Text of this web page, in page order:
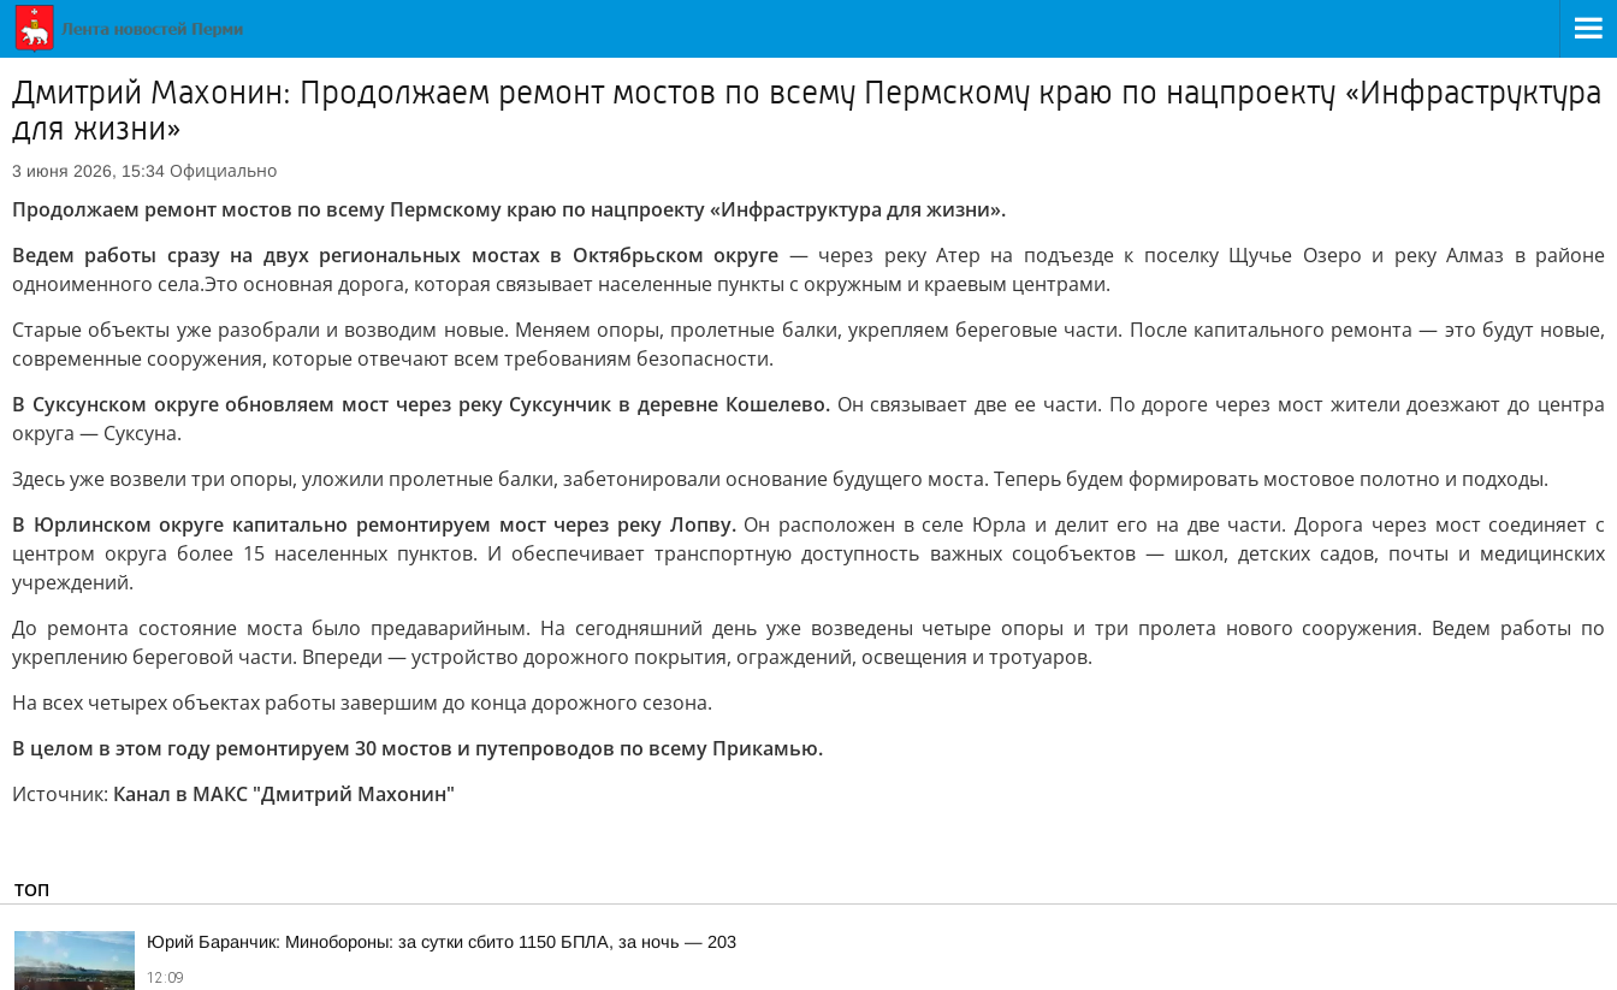
Дмитрий Махонин: Продолжаем ремонт мостов по всему Пермскому краю по нацпроекту «Инфраструктура
для жизни»
3 июня 2026, 15:34 Официально
Продолжаем ремонт мостов по всему Пермскому краю по нацпроекту «Инфраструктура для жизни».
Ведем работы сразу на двух региональных мостах в Октябрьском округе — через реку Атер на подъезде к поселку Щучье Озеро и реку Алмаз в районе
одноименного села.Это основная дорога, которая связывает населенные пункты с окружным и краевым центрами.
Старые объекты уже разобрали и возводим новые. Меняем опоры, пролетные балки, укрепляем береговые части. После капитального ремонта — это будут новые,
современные сооружения, которые отвечают всем требованиям безопасности.
В Суксунском округе обновляем мост через реку Суксунчик в деревне Кошелево.Он связывает две ее части. По дороге через мост жители доезжают до центра
округа — Суксуна.
Здесь уже возвели три опоры, уложили пролетные балки, забетонировали основание будущего моста. Теперь будем формировать мостовое полотно и подходы.
В Юрлинском округе капитально ремонтируем мост через реку Лопву. Он расположен в селе Юрла и делит его на две части. Дорога через мост соединяет с
центром округа более 15 населенных пунктов. И обеспечивает транспортную доступность важных соцобъектов — школ, детских садов, почты и медицинских
учреждений.
До ремонта состояние моста было предаварийным. На сегодняшний день уже возведены четыре опоры и три пролета нового сооружения. Ведем работы по
укреплению береговой части. Впереди — устройство дорожного покрытия, ограждений, освещения и тротуаров.
На всех четырех объектах работы завершим до конца дорожного сезона.
В целом в этом году ремонтируем 30 мостов и путепроводов по всему Прикамью.
Источник: Канал в МАКС "Дмитрий Махонин"
ТОП
Юрий Баранчик: Минобороны: за сутки сбито 1150 БПЛА, за ночь — 203
12:09